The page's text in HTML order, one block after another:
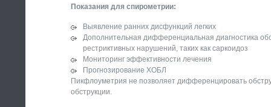
Показания для спирометрии:
Выявление ранних дисфункций легких
Дополнительная дифференциальная диагностика
рестриктивных нарушений, таких как саркоидоз
Мониторинг эффективности лечения
Прогнозирование ХОБЛ
Пикфлоуметрия не позволяет дифференцировать
обструкции.